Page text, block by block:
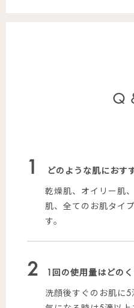
Q
1 どのような肌におす
乾燥肌、オイリー肌
肌、全てのお肌タイ
す。
2 1回の使用量はどの
洗顔後すぐのお肌に